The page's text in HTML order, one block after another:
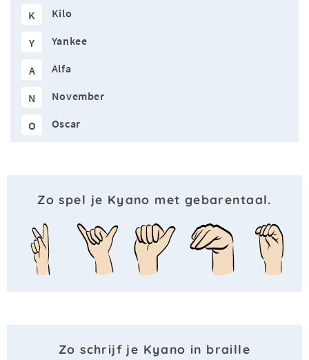
K Kilo
Y Yankee
A Alfa
N November
O Oscar
Zo spel je Kyano met gebarentaal.
Zo schrijf je Kyano in braille